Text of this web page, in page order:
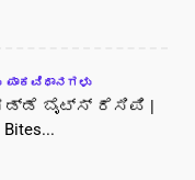
ಪಾಕವಿಧಾನಗಳು
ಬೈಟ್ಸ್ ರೆಸಿಪಿ |